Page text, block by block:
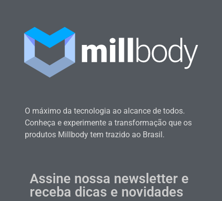
O máximo da tecnologia ao alcance de todos.
Conheça e experimente a transformação que os
produtos Millbody tem trazido ao Brasil.
Assine nossa newsletter e
receba dicas e novidades